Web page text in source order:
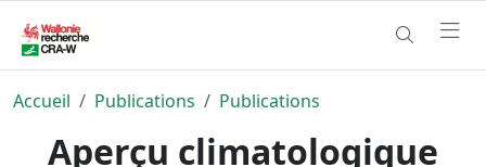
Accueil Publications Publications
Aperçu climatologique